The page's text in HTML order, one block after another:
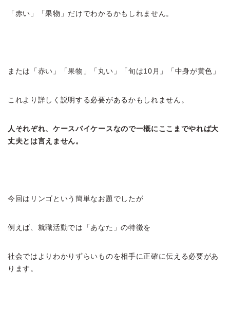
「赤い」「果物」だけでわかるかもしれません。
または「赤い」「果物」「丸い」「旬は10月」「中身が黄色」
これより詳しく説明する必要があるかもしれません。
人それぞれ、ケースバイケースなので一概にここまでやれば大
丈夫とは言えません。
今回はリンゴという簡単なお題でしたが
例えば、就職活動では「あなた」の特徴を
社会ではよりわかりずらいものを相手に正確に伝える必要があ
ります。